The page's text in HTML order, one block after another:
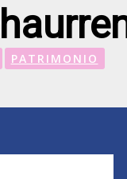
PATRIMONIO